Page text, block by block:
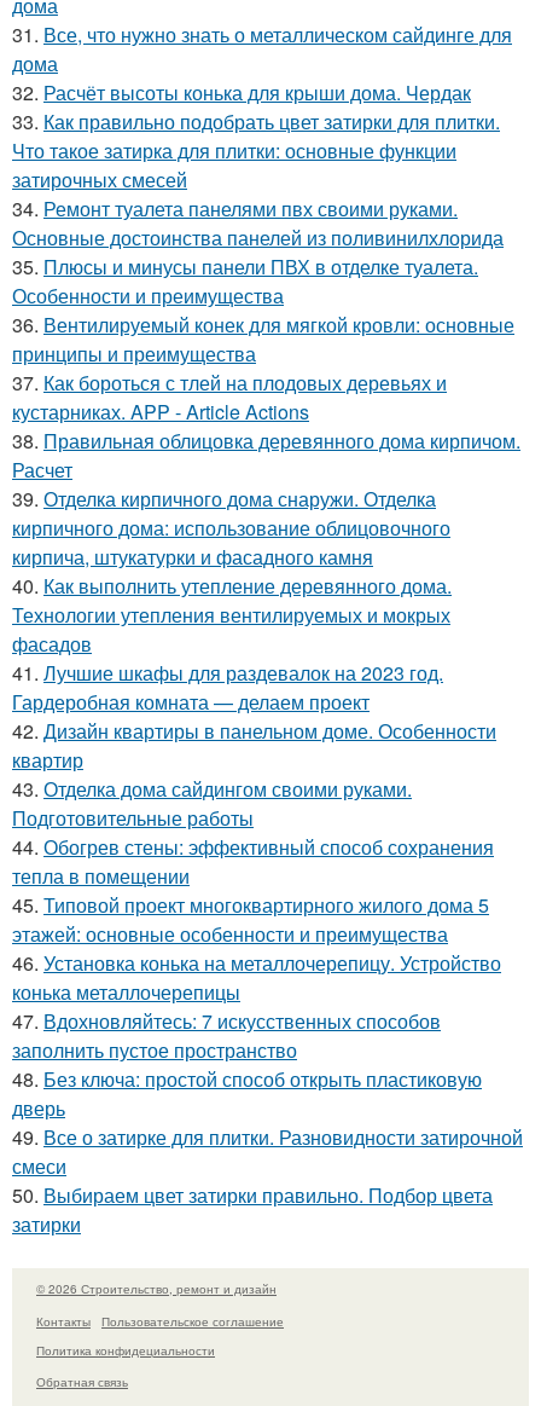
31. Все, что нужно знать о металлическом сайдинге для
дома
32. Расчёт высоты конька для крыши дома. Чердак
33. Как правильно подобрать цвет затирки для плитки.
Что такое затирка для плитки: основные функции
затирочных смесей
34. Ремонт туалета панелями пвх своими руками.
Основные достоинства панелей из поливинилхлорида
35. Плюсы и минусы панели ПВХ в отделке туалета.
Особенности и преимущества
36. Вентилируемый конек для мягкой кровли: основные
принципы и преимущества
37. Как бороться с тлей на плодовых деревьях и
кустарниках. APP - Article Actions
38. Правильная облицовка деревянного дома кирпичом.
Расчет
39. Отделка кирпичного дома снаружи. Отделка
кирпичного дома: использование облицовочного
кирпича, штукатурки и фасадного камня
40. Как выполнить утепление деревянного дома.
Технологии утепления вентилируемых и мокрых
фасадов
41. Лучшие шкафы для раздевалок на 2023 год.
Гардеробная комната — делаем проект
42. Дизайн квартиры в панельном доме. Особенности
квартир
43. Отделка дома сайдингом своими руками.
Подготовительные работы
44. Обогрев стены: эффективный способ сохранения
тепла в помещении
45. Типовой проект многоквартирного жилого дома 5
этажей: основные особенности и преимущества
46. Установка конька на металлочерепицу. Устройство
конька металлочерепицы
47. Вдохновляйтесь: 7 искусственных способов
заполнить пустое пространство
48. Без ключа: простой способ открыть пластиковую
дверь
49. Все о затирке для плитки. Разновидности затирочной
смеси
50. Выбираем цвет затирки правильно. Подбор цвета
затирки
© 2026 Строительство, ремонт и дизайн
Контакты
Пользовательское соглашение
Политика конфидециальности
Обратная связь